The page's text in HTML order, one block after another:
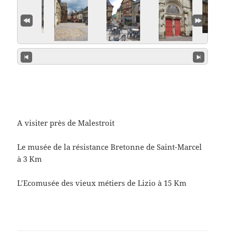
A visiter près de Malestroit
Le musée de la résistance Bretonne de Saint-Marcel
à 3 Km
L’Ecomusée des vieux métiers de Lizio à 15 Km